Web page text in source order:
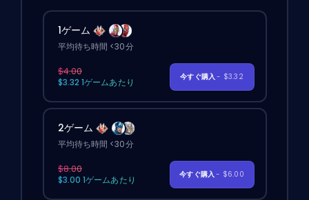
1ゲーム
平均待ち時間 <30分
$4.00
$3.32 1ゲームあたり
今すぐ購入- $3.32
2ゲーム
平均待ち時間 <30分
$8.00
$3.00 1ゲームあたり
今すぐ購入- $6.00